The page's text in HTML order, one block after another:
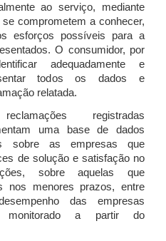
ao serviço, mediante
comprometem a conhecer,
esforços possíveis para a
O consumidor, por
adequadamente e
todos os dados e
relatada.
registradas
uma base de dados
sobre as empresas que
de solução e satisfação no
sobre aquelas que
nos menores prazos, entre
das empresas
monitorado a partir do